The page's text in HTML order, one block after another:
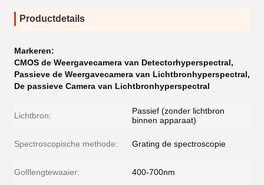
Productdetails
Markeren:
CMOS de Weergavecamera van Detectorhyperspectral,
Passieve de Weergavecamera van Lichtbronhyperspectral,
De passieve Camera van Lichtbronhyperspectral
Lichtbron:
Passief (zonder lichtbron
binnen apparaat)
Spectroscopische methode: Grating de spectroscopie
Golflengtewaaier: 400-700nm